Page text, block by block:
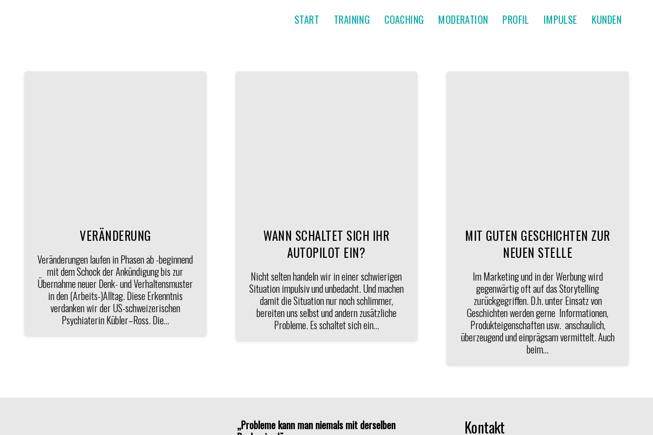
START TRAINING COACHING MODERATION PROFIL IMPULSE KUNDEN
VERÄNDERUNG
Veränderungen laufen in Phasen ab -beginnend
mit dem Schock der Ankündigung bis zur
Übernahme neuer Denk- und Verhaltensmuster
in den (Arbeits-)Alltag. Diese Erkenntnis
verdanken wir der US-schweizerischen
Psychiaterin Kübler–Ross. Die…
WANN SCHALTET SICH IHR
AUTOPILOT EIN?
Nicht selten handeln wir in einer schwierigen
Situation impulsiv und unbedacht. Und machen
damit die Situation nur noch schlimmer,
bereiten uns selbst und andern zusätzliche
Probleme. Es schaltet sich ein…
MIT GUTEN GESCHICHTEN ZUR
NEUEN STELLE
Im Marketing und in der Werbung wird
gegenwärtig oft auf das Storytelling
zurückgegriffen. D.h. unter Einsatz von
Geschichten werden gerne Informationen,
Produkteigenschaften usw. anschaulich,
überzeugend und einprägsam vermittelt. Auch
beim…
„Probleme kann man niemals mit derselben
Kontakt